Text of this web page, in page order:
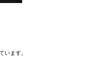
います。